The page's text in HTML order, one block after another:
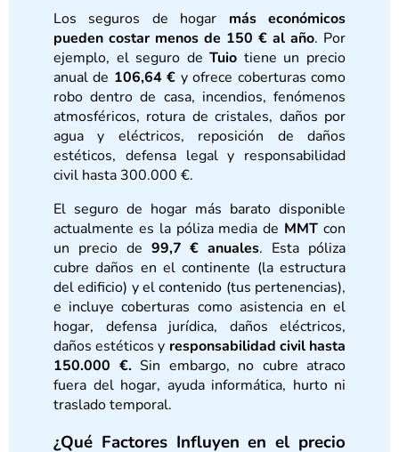
Los seguros de hogar más económicos
pueden costar menos de 150 € al año. Por
ejemplo, el seguro deTuio tiene un precio
anual de 106,64 € y ofrece coberturas como
robo dentro de casa, incendios, fenómenos
atmosféricos, rotura de cristales, daños por
agua y eléctricos, reposición de daños
estéticos, defensa legal y responsabilidad
civil hasta 300.000 €.
El seguro de hogar más barato disponible
actualmente es la póliza media de MMT con
un precio de 99,7 € anuales. Esta póliza
cubre daños en el continente (la estructura
del edificio) y el contenido (tus pertenencias),
e incluye coberturas como asistencia en el
hogar, defensa jurídica, daños eléctricos,
daños estéticos y responsabilidad civil hasta
150.000 €.Sin embargo, no cubre atraco
fuera del hogar, ayuda informática, hurto ni
traslado temporal.
¿Qué Factores Influyen en el precio